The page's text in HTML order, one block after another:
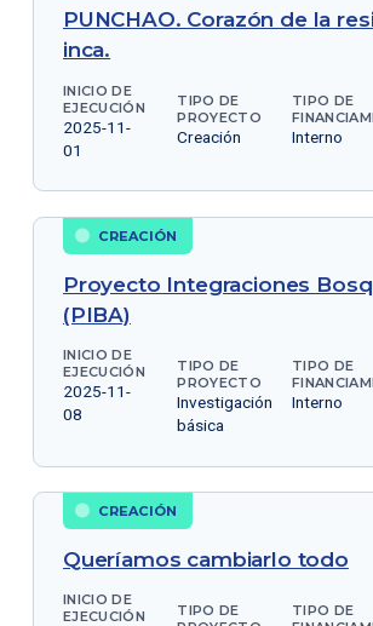
PUNCHAO. Corazón de la
inca.
INICIO DE
EJECUCIÓN
2025-11-
01
TIPO DE
PROYECTO
Creación
TIPO DE
Interno
CREACIÓN
Proyecto Integraciones
(PIBA)
INICIO DE
EJECUCIÓN
2025-11-
08
TIPO DE
PROYECTO
Investigación
básica
TIPO DE
Interno
CREACIÓN
Queríamos cambiarlo todo
INICIO DE
EJECUCIÓN
TIPO DE
TIPO DE